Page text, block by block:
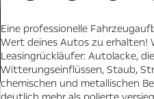
Eine professionelle
Wert deines Autos zu erhalten!
Leasingrückläufer: Autolacke,
Witterungseinflüssen, Staub,
chemischen und metallischen